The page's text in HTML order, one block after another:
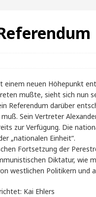
neuen Höhepunkt
mußte, sieht sich nun
Referendum darüber
Sein Vertreter
zur Verfügung. Die
„nationalen Einheit“.
Fortsetzung der
Diktatur, wie
westlichen Politikern und
Kai Ehlers